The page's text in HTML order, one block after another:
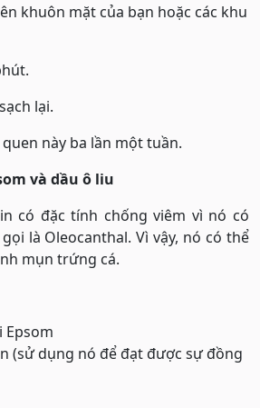
khuôn mặt của bạn hoặc các khu
lại.
này ba lần một tuần.
và dầu ô liu
có đặc tính chống viêm vì nó có
là Oleocanthal. Vì vậy, nó có thể
mụn trứng cá.
Epsom
(sử dụng nó để đạt được sự đồng